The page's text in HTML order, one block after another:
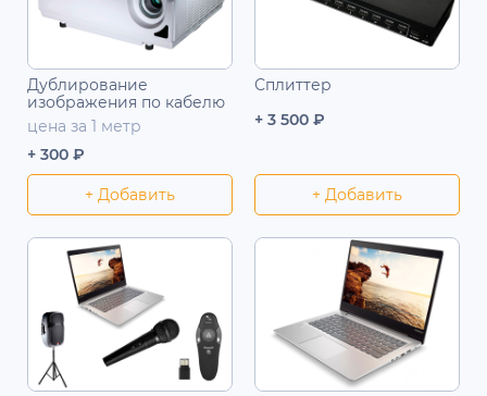
Дублирование
изображения по кабелю
цена за 1 метр
+ 300 ₽
+ Добавить
Сплиттер
+ 3 500 ₽
+ Добавить